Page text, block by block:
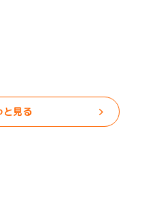
と見る